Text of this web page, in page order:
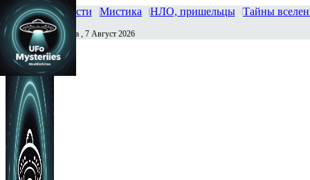
Главная Новости Мистика НЛО, пришельцы Тайны
Сегодня Пятница , 7 Август 2026